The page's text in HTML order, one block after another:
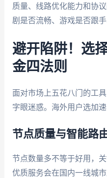
质量、线路优化能力和协
剧是否流畅、游戏是否跟手
避开陷阱！选
金四法则
面对市场上五花八门的工
字眼迷惑。海外用户选加速
节点质量与智能路
节点数量多不等于好用，
优质服务会在国内一线城